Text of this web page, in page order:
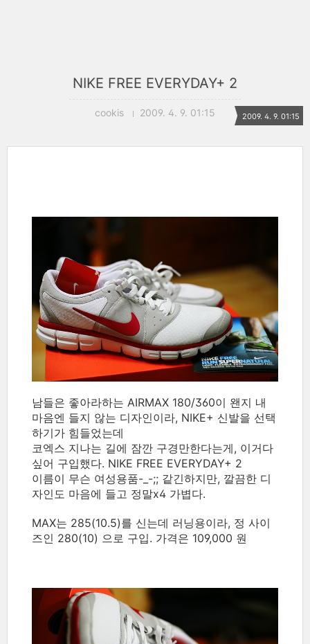
NIKE FREE EVERYDAY+ 2
cookis 2009. 4. 9. 01:15 2009. 4. 9. 01:15
남들은 좋아라하는 AIRMAX 180/360이 왠지 내
마음엔 들지 않는 디자인이라, NIKE+ 신발을 선택
하기가 힘들었는데
코엑스 지나는 길에 잠깐 구경만한다는게, 이거다
싶어 구입했다. NIKE FREE EVERYDAY+ 2
이름이 무슨 여성용품-_-;; 같긴하지만, 깔끔한 디
자인도 마음에 들고 정말x4 가볍다.
MAX는 285(10.5)를 신는데 러닝용이라, 정 사이
즈인 280(10) 으로 구입. 가격은 109,000 원